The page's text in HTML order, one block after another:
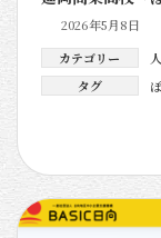
2026年5月8日
カテゴリー
タグ